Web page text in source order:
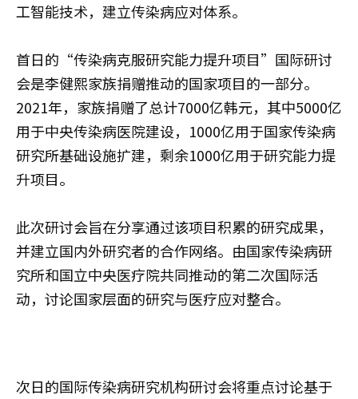
工智能技术，建立传染病应对体系。
首日的“传染病克服研究能力提升项目”国际研讨
会是李健熙家族捐赠推动的国家项目的一部分。
2021年，家族捐赠了总计7000亿韩元，其中5000亿
用于中央传染病医院建设，1000亿用于国家传染病
研究所基础设施扩建，剩余1000亿用于研究能力提
升项目。
此次研讨会旨在分享通过该项目积累的研究成果，
并建立国内外研究者的合作网络。由国家传染病研
究所和国立中央医疗院共同推动的第二次国际活
动，讨论国家层面的研究与医疗应对整合。
次日的国际传染病研究机构研讨会将重点讨论基于